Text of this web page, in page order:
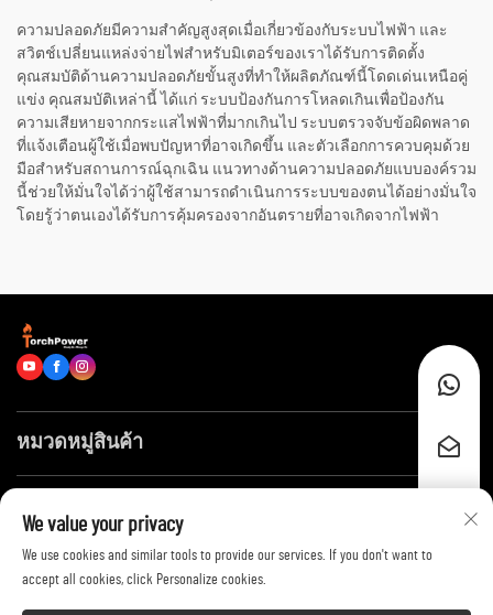
ความปลอดภัยมีความสำคัญสูงสุดเมื่อเกี่ยวข้องกับระบบไฟฟ้า และ
สวิตช์เปลี่ยนแหล่งจ่ายไฟสำหรับมิเตอร์ของเราได้รับการติดตั้ง
คุณสมบัติด้านความปลอดภัยขั้นสูงที่ทำให้ผลิตภัณฑ์นี้โดดเด่นเหนือคู่
แข่ง คุณสมบัติเหล่านี้ ได้แก่ ระบบป้องกันการโหลดเกินเพื่อป้องกัน
ความเสียหายจากกระแสไฟฟ้าที่มากเกินไป ระบบตรวจจับข้อผิดพลาด
ที่แจ้งเตือนผู้ใช้เมื่อพบปัญหาที่อาจเกิดขึ้น และตัวเลือกการควบคุมด้วย
มือสำหรับสถานการณ์ฉุกเฉิน แนวทางด้านความปลอดภัยแบบองค์รวม
นี้ช่วยให้มั่นใจได้ว่าผู้ใช้สามารถดำเนินการระบบของตนได้อย่างมั่นใจ
โดยรู้ว่าตนเองได้รับการคุ้มครองจากอันตรายที่อาจเกิดจากไฟฟ้า
หมวดหมู่สินค้า
ติดต่อเรา
We value your privacy
We use cookies and similar tools to provide our services. If you don't want to
accept all cookies, click Personalize cookies.